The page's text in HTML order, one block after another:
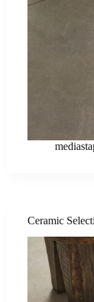
Ceramic